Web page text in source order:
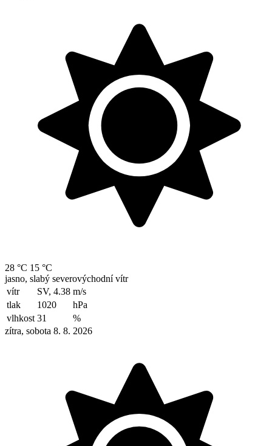
28 °C 15 °C
jasno, slabý severovýchodní vítr
vítr
SV, 4.38 m/s
tlak
1020
hPa
vlhkost 31
%
zítra, sobota 8. 8. 2026